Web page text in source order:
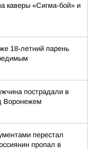
каверы «Сигма-бой» и
18-летний парень
пострадали в
Воронежем
перестал
пропал в